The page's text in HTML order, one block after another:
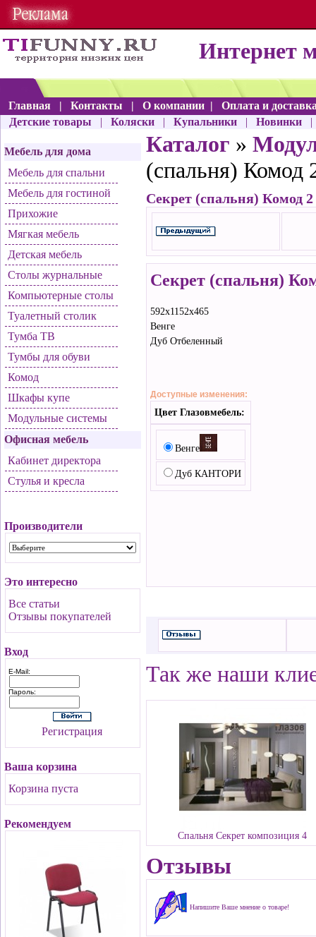
Интернет
Главная | Контакты | О компании |
Оплата и
Детские товары
| Коляски | Купальники | Новинки
Мебель для дома
Мебель для спальни
Мебель для гостиной
Прихожие
Мягкая мебель
Детская мебель
Столы журнальные
Компьютерные столы
Туалетный столик
Тумба ТВ
Тумбы для обуви
Комод
Шкафы купе
Модульные системы
Офисная мебель
Кабинет директора
Стулья и кресла
Производители
Это интересно
Все статьи
Отзывы покупателей
Вход
E-Mail:
Пароль:
Регистрация
Ваша корзина
Корзина пуста
Рекомендуем
Каталог »
(спальня) Комод
Секрет (спальня) Комод 2
Секрет (спальня)
592х1152х465
Венге
Дуб Отбеленный
Доступные изменения:
Цвет Глазовмебель:
Венге
Дуб КАНТОРИ
Так же наши
Спальня Секрет композиция 4
Отзывы
Напишите Ваше мнение о товаре!